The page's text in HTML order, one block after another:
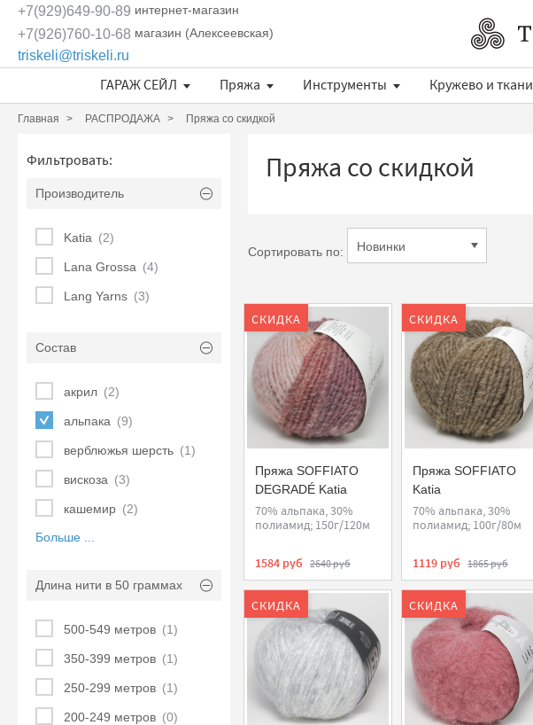
+7(929)649-90-89 интернет-магазин
+7(926)760-10-68 магазин (Алексеевская)
triskeli@triskeli.ru
ГАРАЖ СЕЙЛ
Пряжа Инструменты Кружево и ткани
Главная РАСПРОДАЖА Пряжа со скидкой
Фильтровать:
Производитель
Katia (2)
Lana Grossa (4)
Lang Yarns (3)
Состав
акрил (2)
альпака (9)
верблюжья шерсть (1)
вискоза (3)
кашемир (2)
Больше ...
Длина нити в 50 граммах
500-549 метров (1)
350-399 метров (1)
250-299 метров (1)
200-249 метров (0)
Пряжа со скидкой
Сортировать по:
СКИДКА
Пряжа SOFFIATO
DEGRADÉ Katia
70% альпака, 30%
полиамид; 150г/120м
1584 руб 2640 руб
СКИДКА
Пряжа SOFFIATO
Katia
70% альпака, 30%
полиамид; 100г/80м
1119 руб 1865 руб
СКИДКА СКИДКА